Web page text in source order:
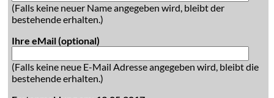
(Falls keine neuer Name angegeben wird, bleibt der
bestehende erhalten.)
Ihre eMail (optional)
(Falls keine neue E-Mail Adresse angegeben wird, bleibt die
bestehende erhalten.)